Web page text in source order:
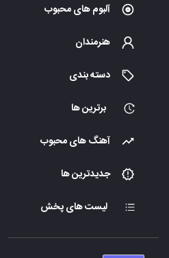
آلبوم های محبوب
هنرمندان
دسته بندی
برترین ها
آهنگ های محبوب
جدیدترین ها
لیست های پخش